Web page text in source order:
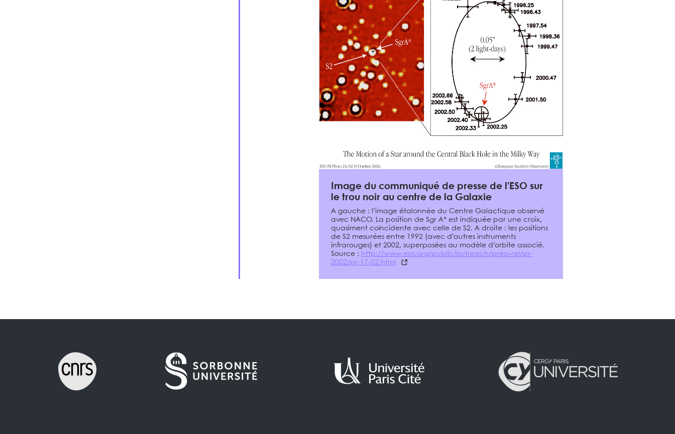
Image du communiqué de presse de l’ESO sur
le trou noir au centre de la Galaxie
A gauche : l’image étalonnée du Centre Galactique observé
avec NACO. La position de Sgr A* est indiquée par une croix,
quasiment coïncidente avec celle de S2. A droite : les positions
de S2 mesurées entre 1992 (avec d’autres instruments
infrarouges) et 2002, superposées au modèle d’orbite associé.
Source : http://www.eso.org/public/outreach/press-rel/pr-
2002/pr-17-02.html